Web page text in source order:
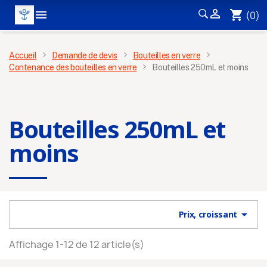
  shopping_cart (0)
MENU
Accueil Demande de devis
Bouteilles en verre
Contenance des bouteilles en verre
Bouteilles 250mL et moins
Bouteilles 250mL et
moins
Prix, croissant 
Affichage 1-12 de 12 article(s)
S’inscrire à la newsletter